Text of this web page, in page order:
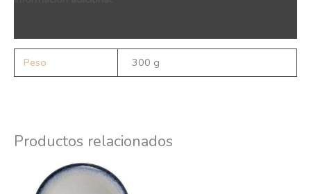
Peso 300 g
Productos relacionados